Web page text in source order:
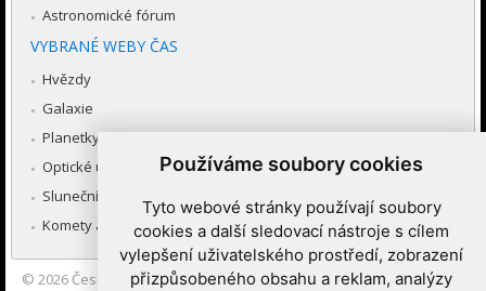
Používáme soubory cookies
Tyto webové stránky používají soubory
cookies a další sledovací nástroje s cílem
vylepšení uživatelského prostředí, zobrazení
přizpůsobeného obsahu a reklam, analýzy
Astronomické fórum
VYBRANÉ WEBY ČAS
Hvězdy
Galaxie
Planetky
Optické úkazy v atmosféře
Sluneční soustava
Komety a meteory
© 2026 Česká astronomická společnost|Hvězdárna a planetárium